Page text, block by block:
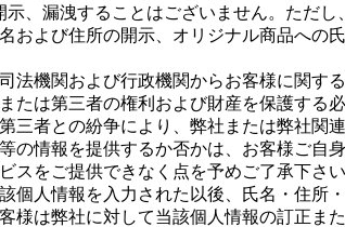
示、漏洩することはございません。ただ
および住所の開示、オリジナル商品へ
法機関および行政機関からお客様に関す
たは第三者の権利および財産を保護する
三者との紛争により、弊社または弊社関
の情報を提供するか否かは、お客様ご
スをご提供できなく点を予めご了承下さい
個人情報を入力された以後、氏名・住所
様は弊社に対して当該個人情報の訂正ま